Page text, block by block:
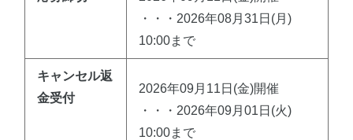
・・・2026年08月31日(月)
10:00まで
キャンセル返
金受付
2026年09月11日(金)開催
・・・2026年09月01日(火)
10:00まで